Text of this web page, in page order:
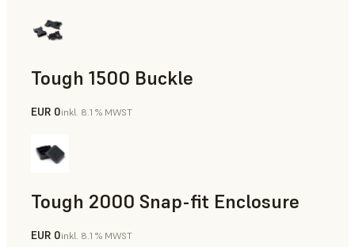
Tough 1500 Buckle
Technik
EUR 0inkl. 8.1 % MWST
Tough 2000 Snap-fit Enclosure
Technik
EUR 0inkl. 8.1 % MWST